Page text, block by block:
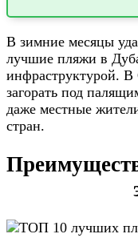
В зимние месяцы
лучшие пляжи в
инфраструктурой. В
загорать под
даже местные
стран.